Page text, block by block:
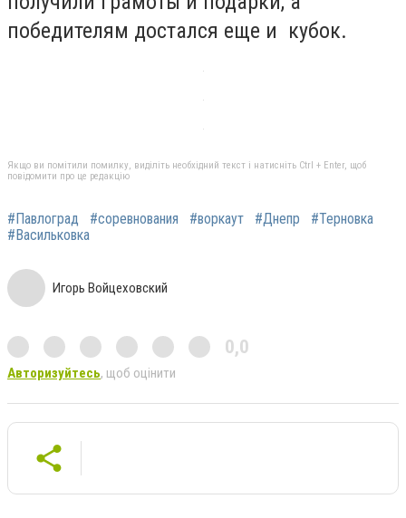
победителям достался еще и кубок.
Якщо ви помітили помилку, виділіть необхідний текст і натисніть Ctrl + Enter, щоб
повідомити про це редакцію
#Павлоград #соревнования #воркаут #Днепр
#Терновка
#Васильковка
Игорь Войцеховский
0,0
Авторизуйтесь, щоб оцінити